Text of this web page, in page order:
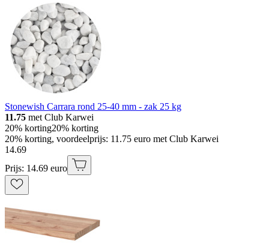
Stonewish Carrara rond 25-40 mm - zak 25 kg
11.75 met Club Karwei
20% korting20% korting
20% korting, voordeelprijs: 11.75 euro met Club Karwei
14.69
Prijs: 14.69 euro